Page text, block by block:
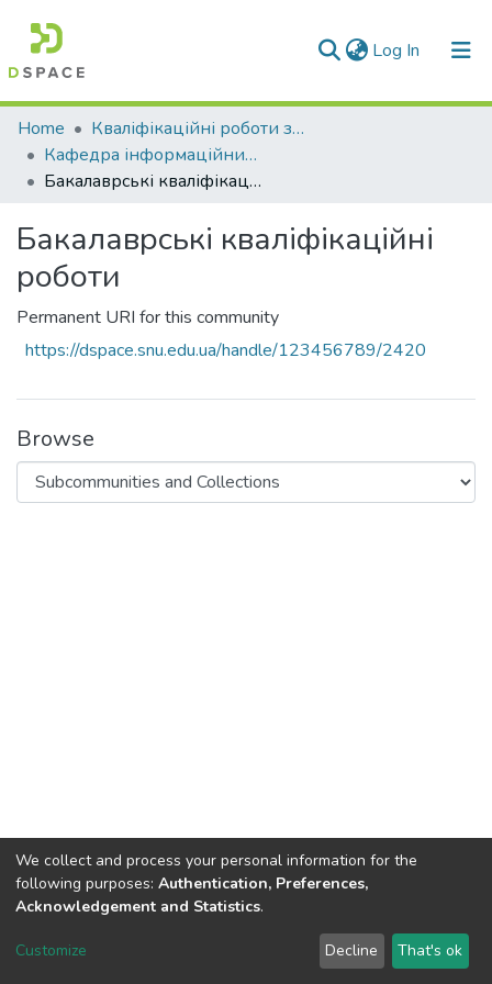
Log In (current)
Communities & Collections
All of DSpace
Home
Кваліфікаційні роботи здобувачів вищої освіти
Кафедра інформаційних технологій та програмування (ІТП)
Бакалаврські кваліфікаційні роботи
Бакалаврські кваліфікаційні
роботи
Permanent URI for this community
https://dspace.snu.edu.ua/handle/123456789/2420
Browse
Dspace & Volodymyr Dahl East Ukrainian National University
LYRASIS
Send Feedback
We collect and process your personal information for the
following purposes: Authentication, Preferences,
Acknowledgement and Statistics.
Customize Decline That's ok